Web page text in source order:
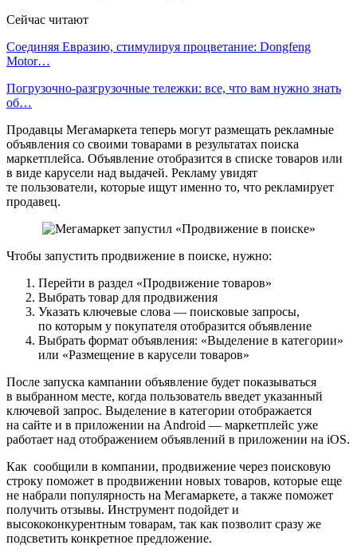
Сейчас читают
Соединяя Евразию, стимулируя процветание: Dongfeng
Motor…
Погрузочно-разгрузочные тележки: все, что вам нужно знать
об…
Продавцы Мегамаркета теперь могут размещать рекламные
объявления со своими товарами в результатах поиска
маркетплейса. Объявление отобразится в списке товаров или
в виде карусели над выдачей. Рекламу увидят
те пользователи, которые ищут именно то, что рекламирует
продавец.
Чтобы запустить продвижение в поиске, нужно:
Перейти в раздел «Продвижение товаров»
Выбрать товар для продвижения
Указать ключевые слова — поисковые запросы,
по которым у покупателя отобразится объявление
Выбрать формат объявления: «Выделение в категории»
или «Размещение в карусели товаров»
После запуска кампании объявление будет показываться
в выбранном месте, когда пользователь введет указанный
ключевой запрос. Выделение в категории отображается
на сайте и в приложении на Android — маркетплейс уже
работает над отображением объявлений в приложении на iOS.
Как сообщили в компании, продвижение через поисковую
строку поможет в продвижении новых товаров, которые еще
не набрали популярность на Мегамаркете, а также поможет
получить отзывы. Инструмент подойдет и
высококонкурентным товарам, так как позволит сразу же
подсветить конкретное предложение.